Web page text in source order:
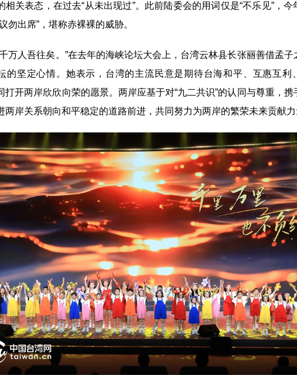
相关表态，在过去“从未出现过”。此前陆委会的用词仅是“不乐见”，今
勿出席”，堪称赤裸裸的威胁。
人吾往矣。”在去年的海峡论坛大会上，台湾云林县长张丽善借孟子
的坚定心情。她表示，台湾的主流民意是期待台海和平、互惠互利
打开两岸欣欣向荣的愿景。两岸应基于对“九二共识”的认同与尊重，携
两岸关系朝向和平稳定的道路前进，共同努力为两岸的繁荣未来贡献力